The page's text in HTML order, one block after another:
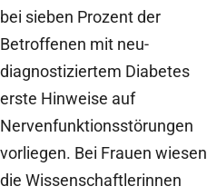
bei sieben Prozent der
Betroffenen mit neu-
diagnostiziertem Diabetes
erste Hinweise auf
Nervenfunktionsstörungen
vorliegen. Bei Frauen wiesen
die Wissenschaftlerinnen